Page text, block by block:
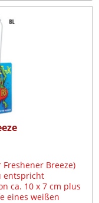
Breeze)
entspricht
ca. 10 x 7 cm plus
eines weißen